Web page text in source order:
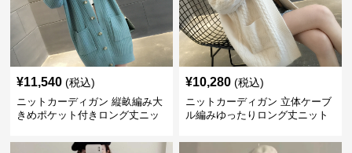
¥11,540 (税込)
ニットカーディガン 縦畝編み大
きめポケット付きロング丈ニッ
¥10,280 (税込)
ニットカーディガン 立体ケーブ
ル編みゆったりロング丈ニット